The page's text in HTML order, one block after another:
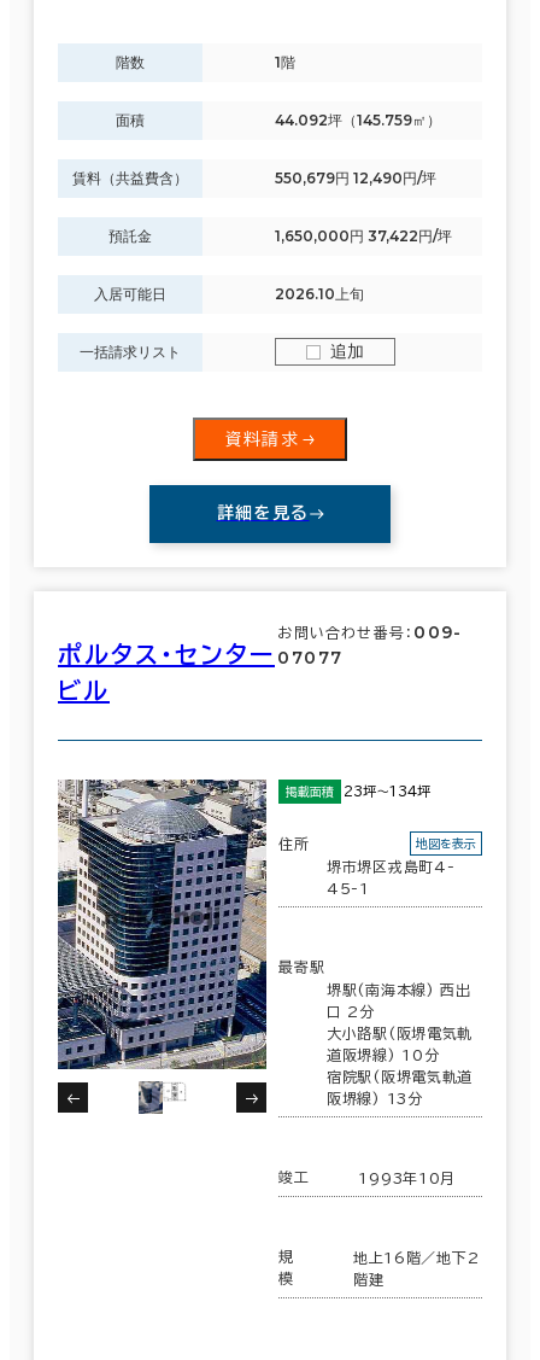
階数 1階
面積 44.092坪（145.759㎡）
賃料（共益費含） 550,679円 12,490円/坪
預託金 1,650,000円 37,422円/坪
入居可能日 2026.10上旬
一括請求リスト 追加
資料請求
詳細を見る
ポルタス・センター
ビル
お問い合わせ番号： 009-
07077
掲載面積 23坪～134坪
住所
堺市堺区戎島町4-
45-1
地図を表示
最寄駅
堺駅(南海本線) 西出
口 2分
大小路駅(阪堺電気軌
道阪堺線) 10分
宿院駅(阪堺電気軌道
阪堺線) 13分
竣工 1993年10月
規
模
地上16階／地下2
階建
エリアを追加・変更する
大阪市 (1,606)
北区 (428)
中央区
淀川区 (146)
阿倍野区 (9)
条件で絞り込む
現在の条件
面積選択
～
賃料選択（共益費含）
坪単価 月総額
駅徒歩
3分以内
5分以内
10分以内